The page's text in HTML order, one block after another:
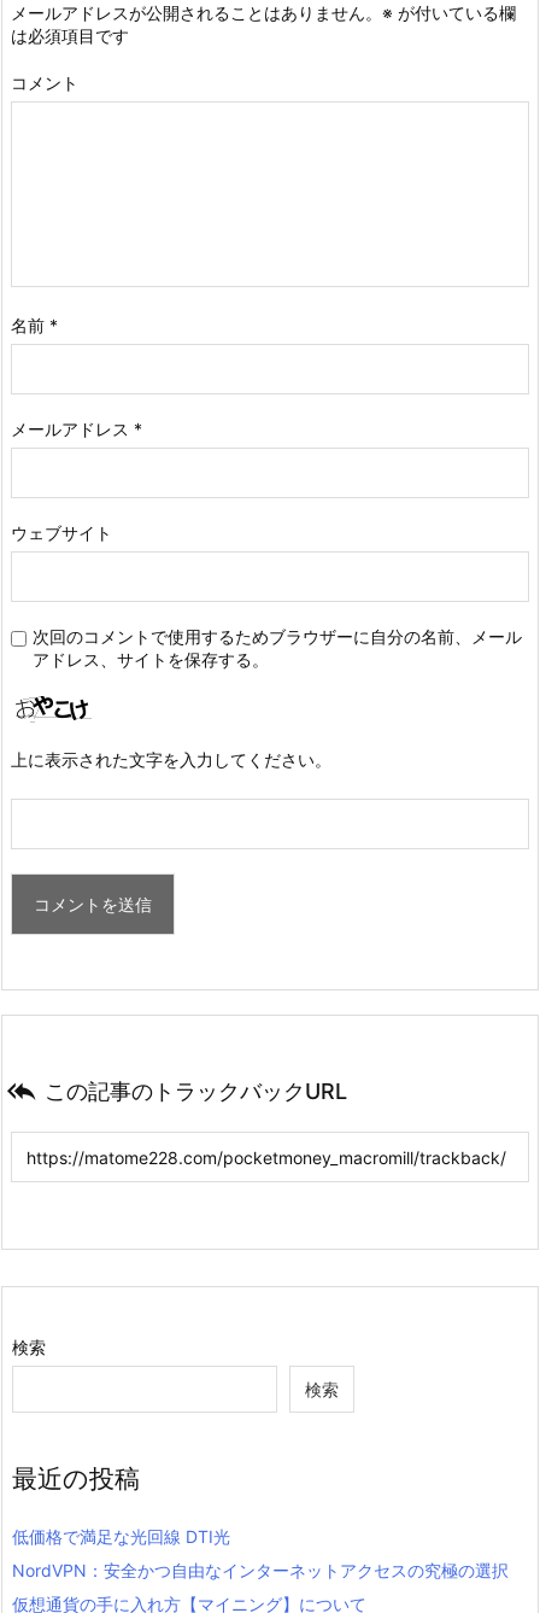
メールアドレスが公開されることはありません。 ※ が付いている欄
は必須項目です
コメント
名前 *
メールアドレス *
ウェブサイト
次回のコメントで使用するためブラウザーに自分の名前、メール
アドレス、サイトを保存する。
上に表示された文字を入力してください。
 この記事のトラックバックURL
検索
検索
最近の投稿
低価格で満足な光回線 DTI光
NordVPN：安全かつ自由なインターネットアクセスの究極の選択
仮想通貨の手に入れ方【マイニング】について